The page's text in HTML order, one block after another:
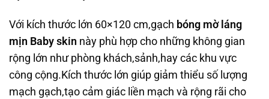
Với kích thước lớn 60×120 cm,gạch bóng mờ láng
mịn Baby skin này phù hợp cho những không gian
rộng lớn như phòng khách,sảnh,hay các khu vực
công cộng.Kích thước lớn giúp giảm thiểu số lượng
mạch gạch,tạo cảm giác liền mạch và rộng rãi cho